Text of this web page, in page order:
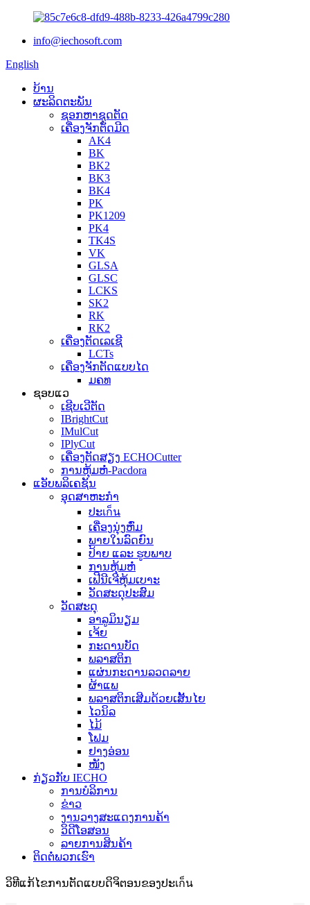
info@iechosoft.com
English
ບ້ານ
ຜະລິດຕະພັນ
ຊອກຫາຊຸດຕັດ
ເຄື່ອງຈັກຕັດມີດ
AK4
BK
BK2
BK3
BK4
PK
PK1209
PK4
TK4S
VK
GLSA
GLSC
LCKS
SK2
RK
RK2
ເຄື່ອງຕັດເລເຊີ
LCTs
ເຄື່ອງຈັກຕັດແບບໄດ
ມຄທ
ຊອບແວ
ເຊີບເວີຕັດ
IBrightCut
IMulCut
IPlyCut
ເຄື່ອງຕັດສຽງ ECHOCutter
ການຫຸ້ມຫໍ່-Pacdora
ແອັບພລິເຄຊັນ
ອຸດສາຫະກຳ
ປະเก็น
ເຄື່ອງນຸ່ງຫົ່ມ
ພາຍໃນລົດຍົນ
ປ້າຍ ແລະ ຮູບພາບ
ການຫຸ້ມຫໍ່
ເຟີນີເຈີຫຸ້ມເບາະ
ວັດສະດຸປະສົມ
ວັດສະດຸ
ອາລູມິນຽມ
ເຈ້ຍ
ກະດານບັດ
ພລາສຕິກ
ແຜ່ນກະດານລວດລາຍ
ຜ້າແພ
ພລາສຕິກເສີມດ້ວຍເສັ້ນໄຍ
ໄວນິລ
ໄມ້
ໂຟມ
ຢາງອ່ອນ
ໜັງ
ກ່ຽວກັບ IECHO
ການບໍລິການ
ຂ່າວ
ງານວາງສະແດງການຄ້າ
ວິດີໂອສອນ
ລາຍການສິນຄ້າ
ຕິດຕໍ່ພວກເຮົາ
ວິທີແກ້ໄຂການຕັດແບບດິຈິຕອນຂອງປະเก็น